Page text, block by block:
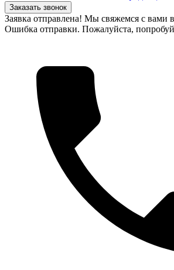
Заказать звонок
Заявка отправлена! Мы свяжемся с вами
Ошибка отправки. Пожалуйста,